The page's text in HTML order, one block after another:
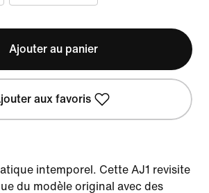
Ajouter au panier
aux favoris
intemporel. Cette AJ1 revisite
du modèle original avec des